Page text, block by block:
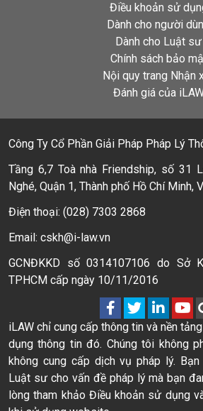
Điều khoản sử
Dành cho người
Dành cho Luật sư
Chính sách bảo
Nội quy trang Nhận
Đánh giá của
Công Ty Cổ Phần Giải Pháp Pháp Lý
Tầng 6,7 Toà nhà Friendship, số 31
Nghé, Quận 1, Thành phố Hồ Chí Minh,
Điện thoại: (028) 7303 2868
Email: cskh@i-law.vn
GCNĐKKD số 0314107106 do Sở
TPHCM cấp ngày 10/11/2016
iLAW chỉ cung cấp thông tin và nền
dụng thông tin đó. Chúng tôi không
không cung cấp dịch vụ pháp lý.
Luật sư cho vấn đề pháp lý mà bạn
lòng tham khảo Điều khoản sử dụng